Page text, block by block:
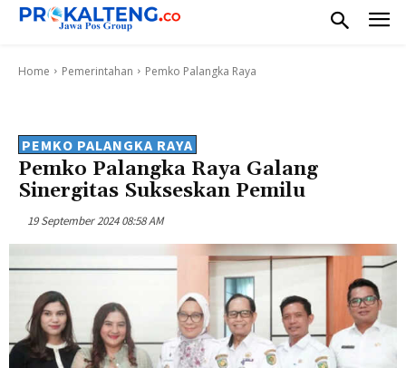
Home Pemerintahan Pemko Palangka Raya
PEMKO PALANGKA RAYA
Pemko Palangka Raya Galang
Sinergitas Sukseskan Pemilu
19 September 2024 08:58 AM